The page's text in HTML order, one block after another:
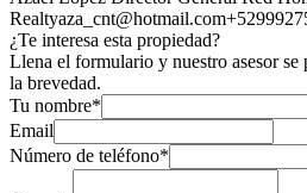
Realtyaza_cnt@hotmail.com
¿Te interesa esta propiedad?
Llena el formulario y nuestro asesor se
la brevedad.
Tu nombre*
Email
Número de teléfono*